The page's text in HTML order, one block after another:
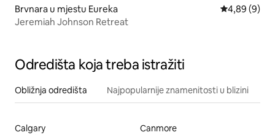
Brvnara u mjestu Eureka prosječna
4,89 (9)
Jeremiah Johnson Retreat
Odredišta koja treba istražiti
Obližnja odredišta Najpopularnije znamenitosti u blizini
Calgary
Canmore